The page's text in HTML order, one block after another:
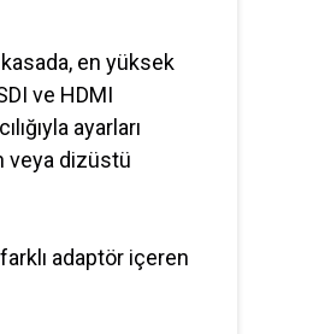
en yüksek
ve HDMI
ayarları
veya dizüstü
adaptör içeren